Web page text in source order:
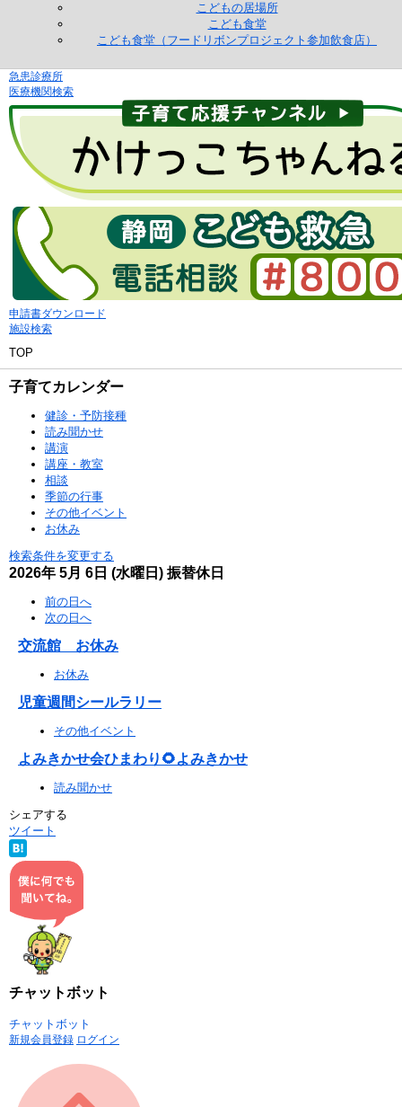
こどもの居場所
こども食堂
こども食堂（フードリボンプロジェクト参加飲食店）
急患診療所
医療機関検索
申請書ダウンロード
施設検索
TOP
子育てカレンダー
健診・予防接種
読み聞かせ
講演
講座・教室
相談
季節の行事
その他イベント
お休み
検索条件を変更する
2026年 5月 6日 (水曜日) 振替休日
前の日へ
次の日へ
交流館 お休み
お休み
児童週間シールラリー
その他イベント
よみきかせ会ひまわり🌻よみきかせ
読み聞かせ
シェアする
ツイート
チャットボット
チャットボット
新規会員登録 ログイン